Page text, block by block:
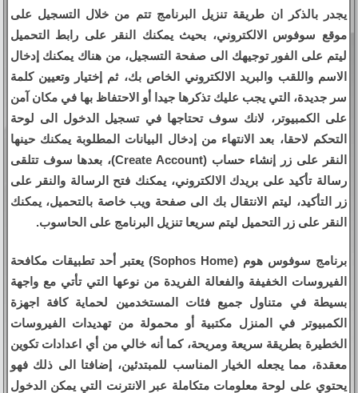
يجدر بالذكر ان طريقة تنزيل البرنامج تتم من خلال التسجيل على
موقع سوفوس الالكتروني، بحيث يمكنك النقر على رابط التحميل
ليتم على الفور توجيهك الى صفحة التسجيل، من هناك يمكنك إدخال
الاسم واللقب والبريد الالكتروني الخاص بك، ثم إختيار وتعيين كلمة
سر جديدة، التي يجب عليك تذكرها جيدا أو الاحتفاظ بها في مكان آمن
على الكمبيوتر، لانك سوف تحتاجها في تسجيل الدخول الى لوحة
التحكم لاحقا، بعد الانتهاء من إدخال البيانات المطلوبة يمكنك حينها
النقر على زر إنشاء حساب (Create Account)، بعدها سوف تتلقى
رسالة تأكيد على بريدك الالكتروني، يمكنك فتح الرسالة والنقر على
زر التأكيد، ليتم الانتقال بك الى صفحة ويب خاصة بالتحميل، يمكنك
النقر على زر التحميل ليتم سريعا تنزيل البرنامج على الحاسوب.
برنامج سوفوس هوم (Sophos Home) يعتبر أحد تطبيقات مكافحة
الفيروسات الخفيفة والفعالة الفريدة من نوعها التي تأتي مع واجهة
بسيطة في متناول جميع فئات المستخدمين لحماية كافة اجهزة
الكمبيوتر في المنزل مكتبية أو محمولة من تهديدات الفيروسات
الخطيرة بطريقة سريعة ومريحة، كما أنه خالي من أي اعدادات تكوين
معقدة، مما يجعله الخيار المناسب للمبتدئين، إضافتا الى ذلك فهو
يحتوي على لوحة معلومات متكاملة عبر الانترنت التي يمكن الدخول